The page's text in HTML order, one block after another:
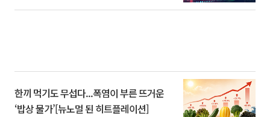
한끼 먹기도 무섭다...폭염이 부른 뜨거운
‘밥상 물가’[뉴노멀 된 히트플레이션]